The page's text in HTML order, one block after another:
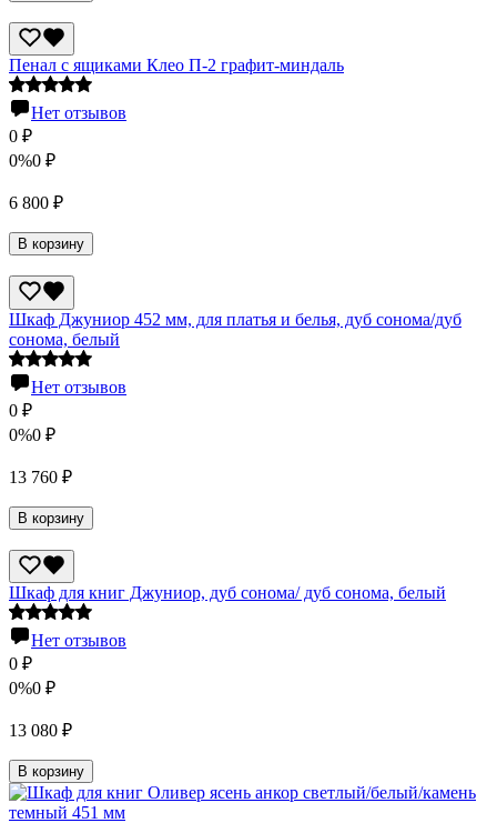
Пенал с ящиками Клео П-2 графит-миндаль
Нет отзывов
0 ₽
0%0 ₽
6 800 ₽
В корзину
Шкаф Джуниор 452 мм, для платья и белья, дуб сонома/дуб
сонома, белый
Нет отзывов
0 ₽
0%0 ₽
13 760 ₽
В корзину
Шкаф для книг Джуниор, дуб сонома/ дуб сонома, белый
Нет отзывов
0 ₽
0%0 ₽
13 080 ₽
В корзину